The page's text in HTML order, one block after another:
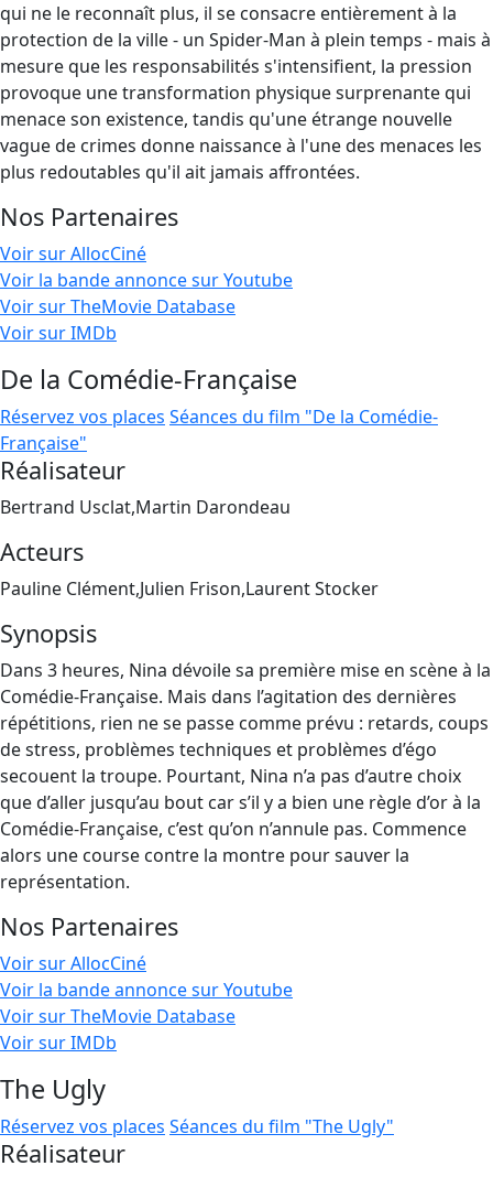
qui ne le reconnaît plus, il se consacre entièrement à la
protection de la ville - un Spider-Man à plein temps - mais à
mesure que les responsabilités s'intensifient, la pression
provoque une transformation physique surprenante qui
menace son existence, tandis qu'une étrange nouvelle
vague de crimes donne naissance à l'une des menaces les
plus redoutables qu'il ait jamais affrontées.
Nos Partenaires
Voir sur AllocCiné
Voir la bande annonce sur Youtube
Voir sur TheMovie Database
Voir sur IMDb
De la Comédie-Française
Réservez vos places Séances du film "De la Comédie-
Française"
Réalisateur
Bertrand Usclat,Martin Darondeau
Acteurs
Pauline Clément,Julien Frison,Laurent Stocker
Synopsis
Dans 3 heures, Nina dévoile sa première mise en scène à la
Comédie-Française. Mais dans l’agitation des dernières
répétitions, rien ne se passe comme prévu : retards, coups
de stress, problèmes techniques et problèmes d’égo
secouent la troupe. Pourtant, Nina n’a pas d’autre choix
que d’aller jusqu’au bout car s’il y a bien une règle d’or à la
Comédie-Française, c’est qu’on n’annule pas. Commence
alors une course contre la montre pour sauver la
représentation.
Nos Partenaires
Voir sur AllocCiné
Voir la bande annonce sur Youtube
Voir sur TheMovie Database
Voir sur IMDb
The Ugly
Réservez vos places Séances du film "The Ugly"
Réalisateur